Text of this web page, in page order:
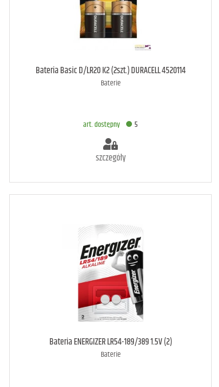
art. dostępny 28
Bateria Basic D/LR20 K2 (2szt.) DURACELL 4520114
Baterie
art. dostępny 5
szczegóły
art. dostępny 5
Bateria ENERGIZER LR54-189/389 1.5V (2)
Baterie